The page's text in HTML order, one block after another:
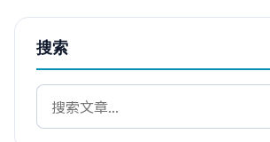
搜索